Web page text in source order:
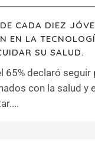
CADA DIEZ
EN LA
SU SALUD.
65% declaró seguir
con la salud y